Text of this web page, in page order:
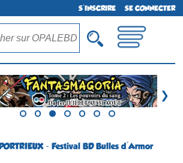
S'INSCRIRE SE CONNECTER
❯
- Festival BD Bulles d'Armor